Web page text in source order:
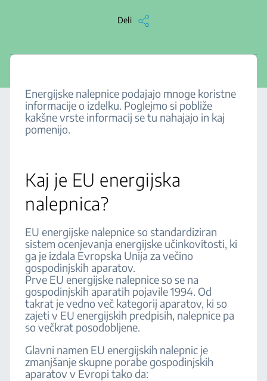
Deli
Energijske nalepnice podajajo mnoge koristne
informacije o izdelku. Poglejmo si pobliže
kakšne vrste informacij se tu nahajajo in kaj
pomenijo.
Kaj je EU energijska
nalepnica?
EU energijske nalepnice so standardiziran
sistem ocenjevanja energijske učinkovitosti, ki
ga je izdala Evropska Unija za večino
gospodinjskih aparatov.
Prve EU energijske nalepnice so se na
gospodinjskih aparatih pojavile 1994. Od
takrat je vedno več kategorij aparatov, ki so
zajeti v EU energijskih predpisih, nalepnice pa
so večkrat posodobljene.
Glavni namen EU energijskih nalepnic je
zmanjšanje skupne porabe gospodinjskih
aparatov v Evropi tako da: